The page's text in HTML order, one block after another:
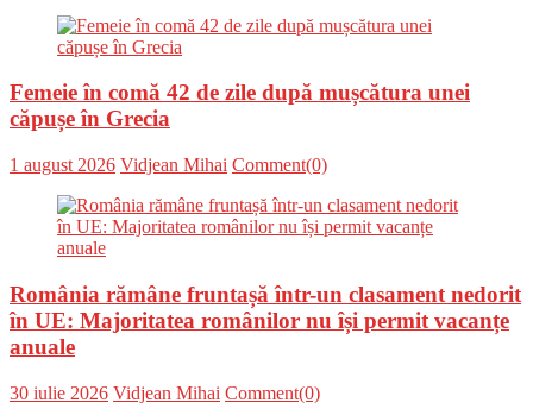
Femeie în comă 42 de zile după mușcătura unei
căpușe în Grecia
Posted
1 august 2026 Author
Vidjean Mihai Comment(0)
România rămâne fruntașă într-un clasament nedorit
în UE: Majoritatea românilor nu își permit vacanțe
anuale
Posted
30 iulie 2026 Author
Vidjean Mihai Comment(0)